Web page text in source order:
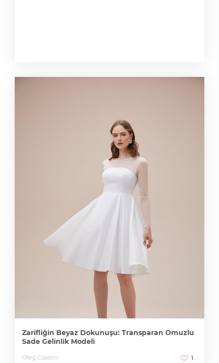
Zarifliğin Beyaz Dokunuşu: Transparan Omuzlu
Sade Gelinlik Modeli
Oleg Cassini 1